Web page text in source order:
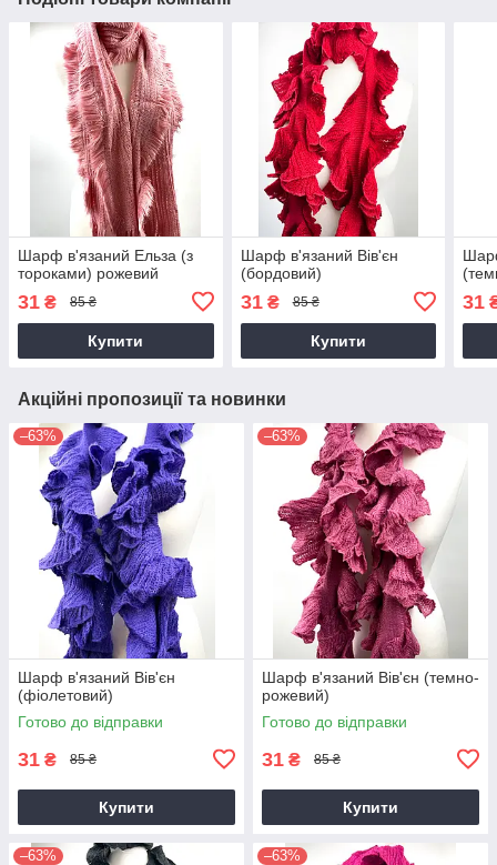
Шарф в'язаний Ельза (з
тороками) рожевий
31 ₴ 85 ₴
Купити
Шарф в'язаний Вів'єн
(бордовий)
31₴ 85 ₴
Купити
31
Акційні пропозиції та новинки
–63%
Шарф в'язаний Вів'єн
(фіолетовий)
Готово до відправки
31 ₴ 85 ₴
Купити
–63%
Шарф в'язаний Вів'єн (темно-
рожевий)
Готово до відправки
31 ₴ 85 ₴
Купити
–63% –63%